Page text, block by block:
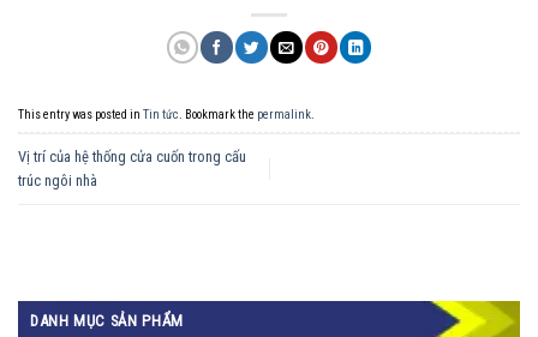
This entry was posted in Tin tức. Bookmark the permalink.
Vị trí của hệ thống cửa cuốn trong cấu
trúc ngôi nhà
DANH MỤC SẢN PHẨM